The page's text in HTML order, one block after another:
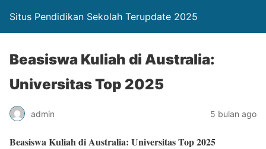
Situs Pendidikan Sekolah Terupdate 2025
Beasiswa Kuliah di Australia:
Universitas Top 2025
admin 5 bulan ago
Beasiswa Kuliah di Australia: Universitas Top 2025